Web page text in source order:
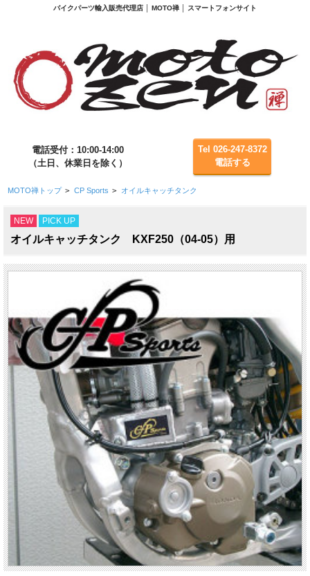
バイクパーツ輸入販売代理店 │ MOTO禅 │ スマートフォンサイト
電話受付：10:00-14:00
（土日、休業日を除く）
Tel 026-247-8372
電話する
MOTO禅トップ > CP Sports > オイルキャッチタンク
NEW PICK UP
オイルキャッチタンク KXF250（04-05）用